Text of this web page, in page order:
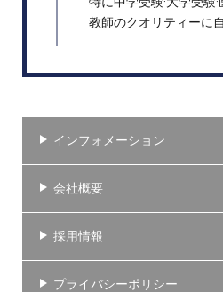
教師のクオリティーに
インフォメーション
会社概要
採用情報
プライバシーポリシー